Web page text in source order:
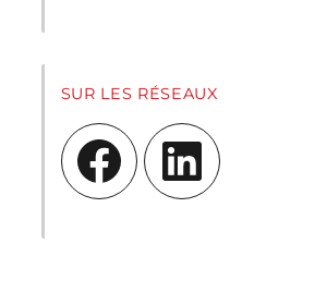
SUR LES RÉSEAUX
Facebook LinkedIn